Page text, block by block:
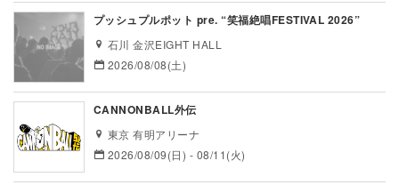
プッシュプルポット pre. “笑福絶唱FESTIVAL 2026”
石川 金沢EIGHT HALL
2026/08/08(土)
CANNONBALL外伝
東京 有明アリーナ
2026/08/09(日) - 08/11(火)